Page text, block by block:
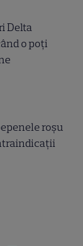
Delta
o poți
roșu